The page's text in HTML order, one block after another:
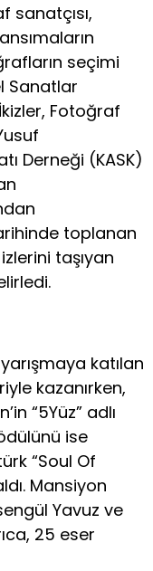
sanatçısı,
seçimi
Sanatlar
Fotoğraf
Derneği (KASK)
toplanan
taşıyan
katılan
kazanırken,
“5Yüz” adlı
ise
“Soul Of
Mansiyon
Yavuz ve
25 eser